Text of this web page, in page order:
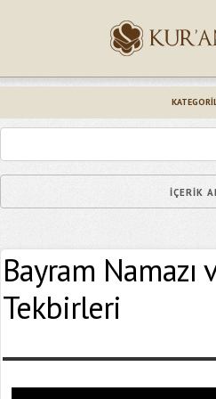
Bayram Namazı
Tekbirleri
Epostanız (*)
Yaşadığınız Hatanın Ayrıntıları